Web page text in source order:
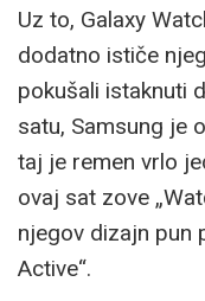
Uz to, Galaxy
dodatno ističe
pokušali istaknuti
satu, Samsung je
taj je remen vrlo
ovaj sat zove
njegov dizajn pun
Active“.